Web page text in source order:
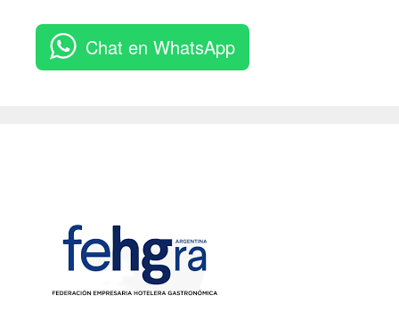
Chat en WhatsApp